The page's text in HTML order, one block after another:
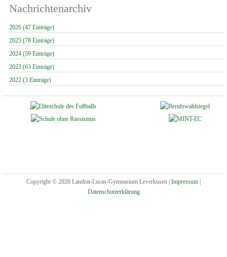
Nachrichtenarchiv
2026 (47 Einträge)
2025 (78 Einträge)
2024 (59 Einträge)
2023 (63 Einträge)
2022 (3 Einträge)
Copyright © 2026 Landrat-Lucas-Gymnasium Leverkusen | Impressum
Datenschutzerklärung